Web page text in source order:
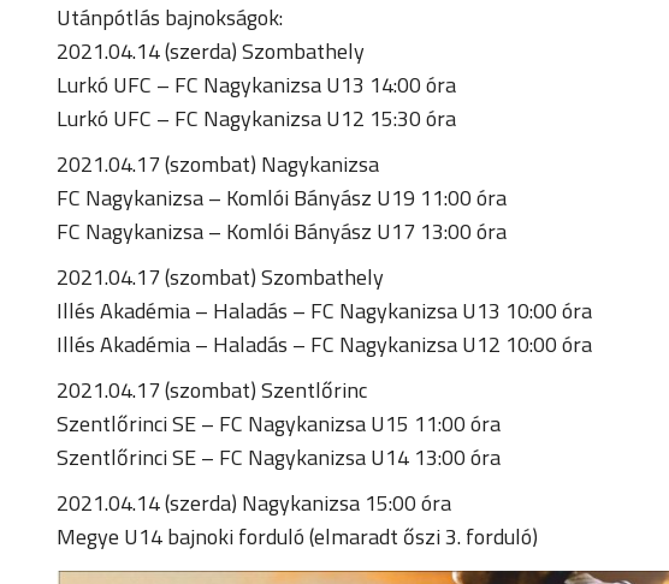
Utánpótlás bajnokságok:
2021.04.14 (szerda) Szombathely
Lurkó UFC – FC Nagykanizsa U13 14:00 óra
Lurkó UFC – FC Nagykanizsa U12 15:30 óra
2021.04.17 (szombat) Nagykanizsa
FC Nagykanizsa – Komlói Bányász U19 11:00 óra
FC Nagykanizsa – Komlói Bányász U17 13:00 óra
2021.04.17 (szombat) Szombathely
Illés Akadémia – Haladás – FC Nagykanizsa U13 10:00 óra
Illés Akadémia – Haladás – FC Nagykanizsa U12 10:00 óra
2021.04.17 (szombat) Szentlőrinc
Szentlőrinci SE – FC Nagykanizsa U15 11:00 óra
Szentlőrinci SE – FC Nagykanizsa U14 13:00 óra
2021.04.14 (szerda) Nagykanizsa 15:00 óra
Megye U14 bajnoki forduló (elmaradt őszi 3. forduló)